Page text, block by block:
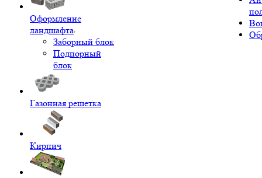
Оформление
ландшафта
Заборный блок
Подпорный
блок
Газонная решетка
Кирпич